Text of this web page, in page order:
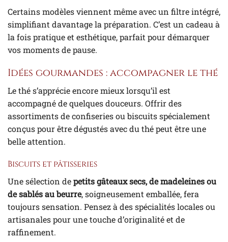
Certains modèles viennent même avec un filtre intégré,
simplifiant davantage la préparation. C’est un cadeau à
la fois pratique et esthétique, parfait pour démarquer
vos moments de pause.
Idées gourmandes : accompagner le thé
Le thé s’apprécie encore mieux lorsqu’il est
accompagné de quelques douceurs. Offrir des
assortiments de confiseries ou biscuits spécialement
conçus pour être dégustés avec du thé peut être une
belle attention.
Biscuits et pâtisseries
Une sélection depetits gâteaux secs, de madeleines ou
de sablés au beurre, soigneusement emballée, fera
toujours sensation. Pensez à des spécialités locales ou
artisanales pour une touche d’originalité et de
raffinement.